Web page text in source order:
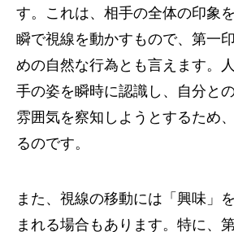
す。これは、相手の全体の印象
瞬で視線を動かすもので、第一
めの自然な行為とも言えます。
手の姿を瞬時に認識し、自分と
雰囲気を察知しようとするため
るのです。
また、視線の移動には「興味」
まれる場合もあります。特に、